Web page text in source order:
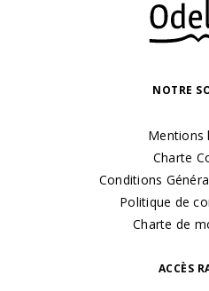
NOTRE
Mentions
Charte
Conditions
Politique de
Charte de
ACCÈS